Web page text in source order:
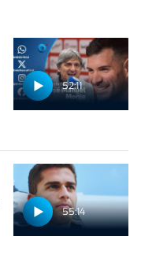
52:11
55:14